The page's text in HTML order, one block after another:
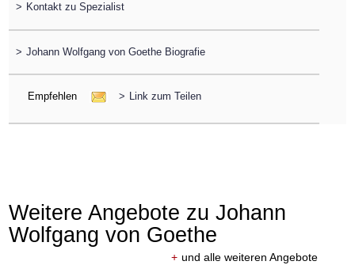
> Kontakt zu Spezialist
> Johann Wolfgang von Goethe Biografie
Empfehlen > Link zum Teilen
Weitere Angebote zu Johann
Wolfgang von Goethe
+ und alle weiteren Angebote